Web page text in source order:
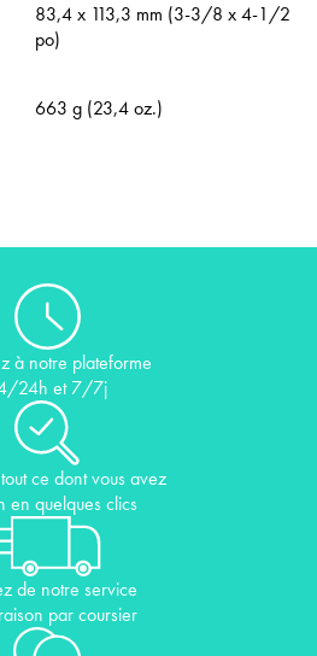
83,4 x 113,3 mm (3-3/8 x 4-1/2
po)
663 g (23,4 oz.)
à notre plateforme
24h et 7/7j
ce dont vous avez
en quelques clics
de notre service
par coursier